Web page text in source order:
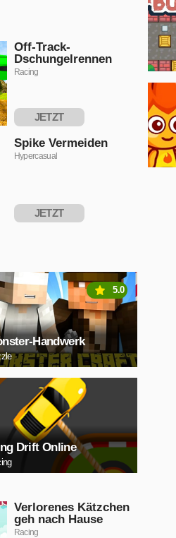
Off-Track-
Dschungelrennen
Racing
JETZT
Spike Vermeiden
Hypercasual
JETZT
Handwerk
5.0
Drift Online
Verlorenes Kätzchen
geh nach Hause
Racing